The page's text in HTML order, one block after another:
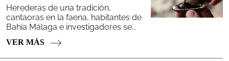
Herederas de una tradición,
cantaoras en la faena, habitantes de
Bahía Málaga e investigadores se...
VER MÁS